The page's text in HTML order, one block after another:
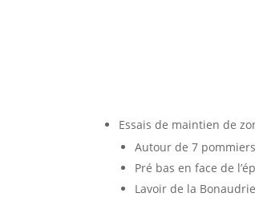
Essais de maintien de
Autour de 7
Pré bas en face de
Lavoir de la Bonaudrie